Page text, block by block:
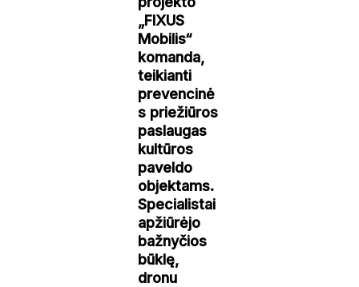
„FIXUS
Mobilis“
komanda,
teikianti
prevencinė
s priežiūros
paslaugas
kultūros
paveldo
objektams.
Specialistai
apžiūrėjo
bažnyčios
būklę,
dronu